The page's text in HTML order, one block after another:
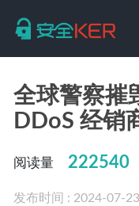
全球警察摧
DDoS 经销
阅读量 222540
发布时间 : 2024-07-